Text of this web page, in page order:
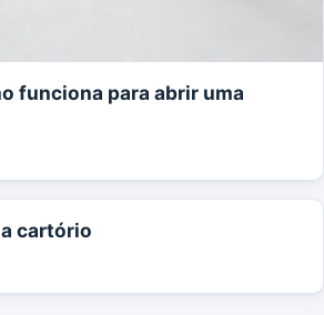
funciona para abrir uma
cartório